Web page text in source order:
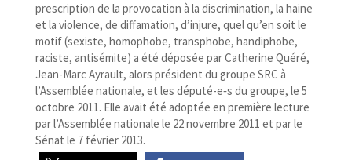
prescription de la provocation à la discrimination, la haine
et la violence, de diffamation, d’injure, quel qu’en soit le
motif (sexiste, homophobe, transphobe, handiphobe,
raciste, antisémite) a été déposée par Catherine Quéré,
Jean-​Marc Ayrault, alors président du groupe SRC à
l’Assemblée nationale, et les député-​e‑s du groupe, le 5
octobre 2011. Elle avait été adoptée en première lecture
par l’Assemblée nationale le 22 novembre 2011 et par le
Sénat le 7 février 2013.